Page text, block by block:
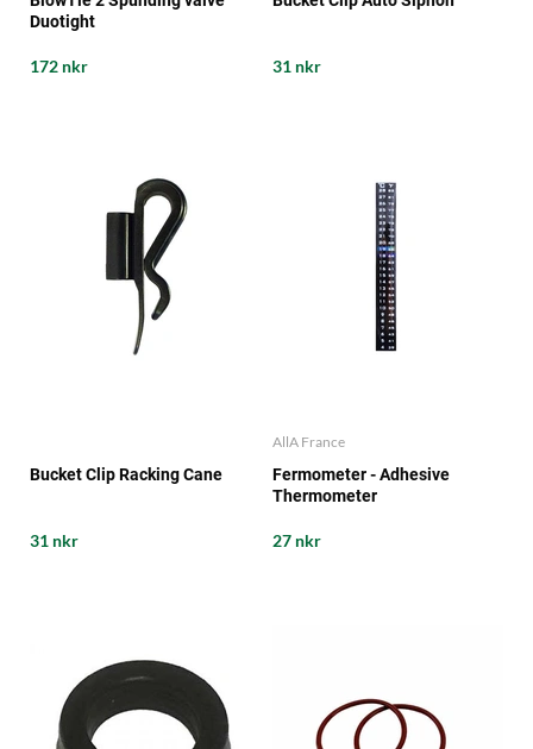
Duotight
172 nkr 31 nkr
Bucket Clip Racking Cane
31 nkr
AllA France
Fermometer - Adhesive
Thermometer
27 nkr